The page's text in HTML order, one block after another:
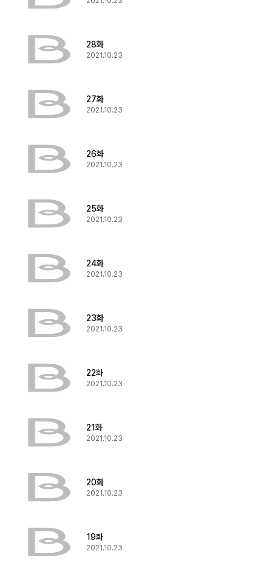
28화
2021.10.23
27화
2021.10.23
26화
2021.10.23
25화
2021.10.23
24화
2021.10.23
23화
2021.10.23
22화
2021.10.23
21화
2021.10.23
20화
2021.10.23
19화
2021.10.23